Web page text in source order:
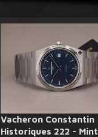
Vacheron Constantin
Historiques 222 - Mint